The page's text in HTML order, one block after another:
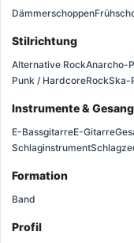
Dämmerschoppen
Stilrichtung
Alternative RockAnarcho-
Punk / HardcoreRockSka-
Instrumente & Gesang
E-BassgitarreE-Gitarre
Schlaginstrument
Formation
Band
Profil